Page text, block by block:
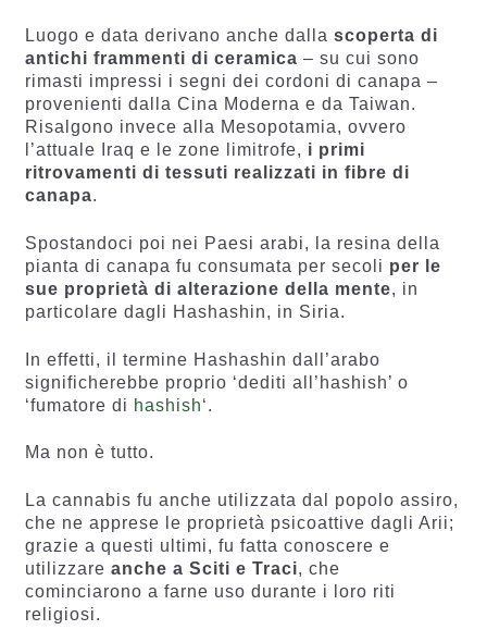
Luogo e data derivano anche dalla scoperta di
antichi frammenti di ceramica – su cui sono
rimasti impressi i segni dei cordoni di canapa –
provenienti dalla Cina Moderna e da Taiwan.
Risalgono invece alla Mesopotamia, ovvero
l’attuale Iraq e le zone limitrofe, i primi
ritrovamenti di tessuti realizzati in fibre di
canapa.
Spostandoci poi nei Paesi arabi, la resina della
pianta di canapa fu consumata per secoli per le
sue proprietà di alterazione della mente, in
particolare dagli Hashashin, in Siria.
In effetti, il termine Hashashin dall’arabo
significherebbe proprio ‘dediti all’hashish’ o
‘fumatore di hashish‘.
Ma non è tutto.
La cannabis fu anche utilizzata dal popolo assiro,
che ne apprese le proprietà psicoattive dagli Arii;
grazie a questi ultimi, fu fatta conoscere e
utilizzare anche a Sciti e Traci, che
cominciarono a farne uso durante i loro riti
religiosi.